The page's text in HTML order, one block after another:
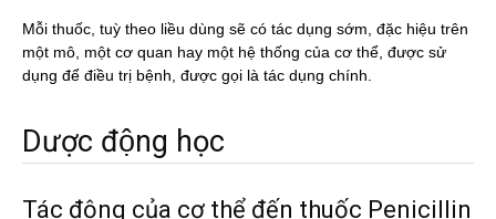
Mỗi thuốc, tuỳ theo liều dùng sẽ có tác dụng sớm, đặc hiệu trên
một mô, một cơ quan hay một hệ thống của cơ thể, được sử
dụng để điều trị bệnh, được gọi là tác dụng chính.
Dược động học
Tác động của cơ thể đến thuốc Penicillin